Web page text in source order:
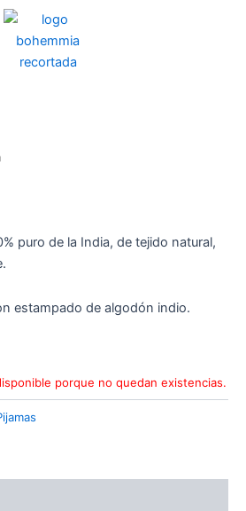
puro de la India, de tejido natural,
estampado de algodón indio.
porque no quedan existencias.